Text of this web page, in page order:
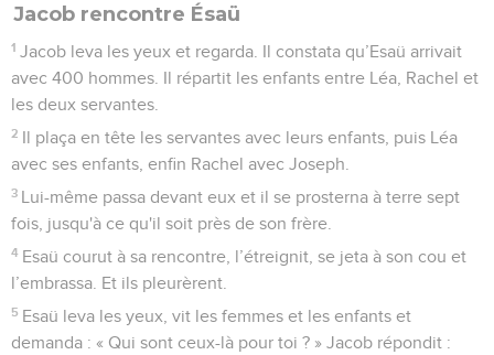
Jacob rencontre Ésaü
1 Jacob leva les yeux et regarda. Il constata qu’Esaü arrivait
avec 400 hommes. Il répartit les enfants entre Léa, Rachel et
les deux servantes.
2 Il plaça en tête les servantes avec leurs enfants, puis Léa
avec ses enfants, enfin Rachel avec Joseph.
3 Lui-même passa devant eux et il se prosterna à terre sept
fois, jusqu'à ce qu'il soit près de son frère.
4 Esaü courut à sa rencontre, l’étreignit, se jeta à son cou et
l’embrassa. Et ils pleurèrent.
5 Esaü leva les yeux, vit les femmes et les enfants et
demanda : « Qui sont ceux-là pour toi ? » Jacob répondit :